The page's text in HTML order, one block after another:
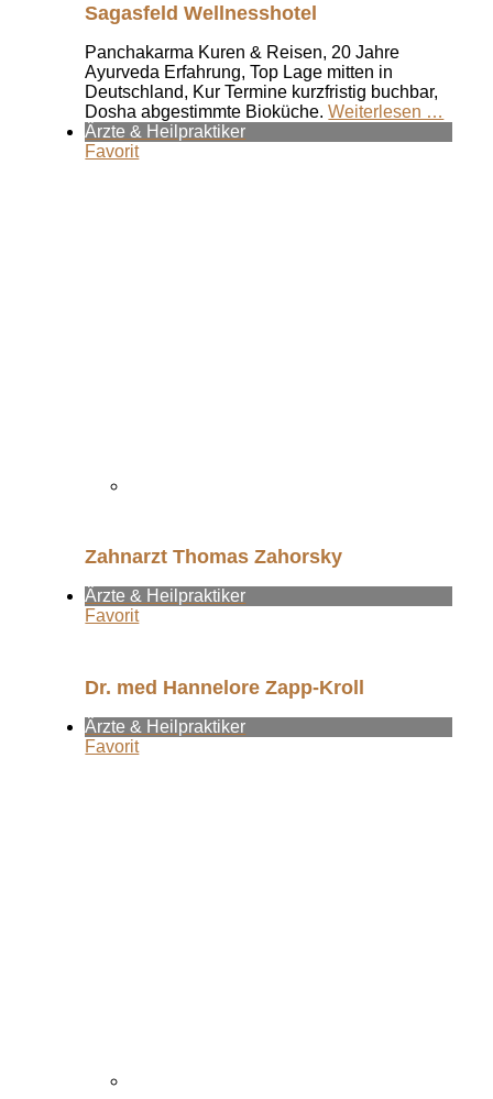
Sagasfeld Wellnesshotel
Panchakarma Kuren & Reisen, 20 Jahre
Ayurveda Erfahrung, Top Lage mitten in
Deutschland, Kur Termine kurzfristig buchbar,
Dosha abgestimmte Bioküche.Weiterlesen …
Ärzte & Heilpraktiker
Favorit
Zahnarzt Thomas Zahorsky
Ärzte & Heilpraktiker
Favorit
Dr. med Hannelore Zapp-Kroll
Ärzte & Heilpraktiker
Favorit